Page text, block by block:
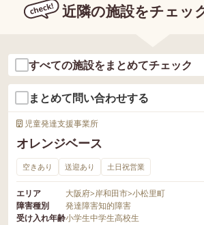
近隣の施設をチェッ
すべての施設をまとめてチェック
まとめて問い合わせする
児童発達支援事業所
オレンジベース
空きあり 送迎あり 土日祝営業
エリア 大阪府>岸和田市>小松里町
障害種別
発達障害知的障害
受け入れ年齢小学生中学生高校生